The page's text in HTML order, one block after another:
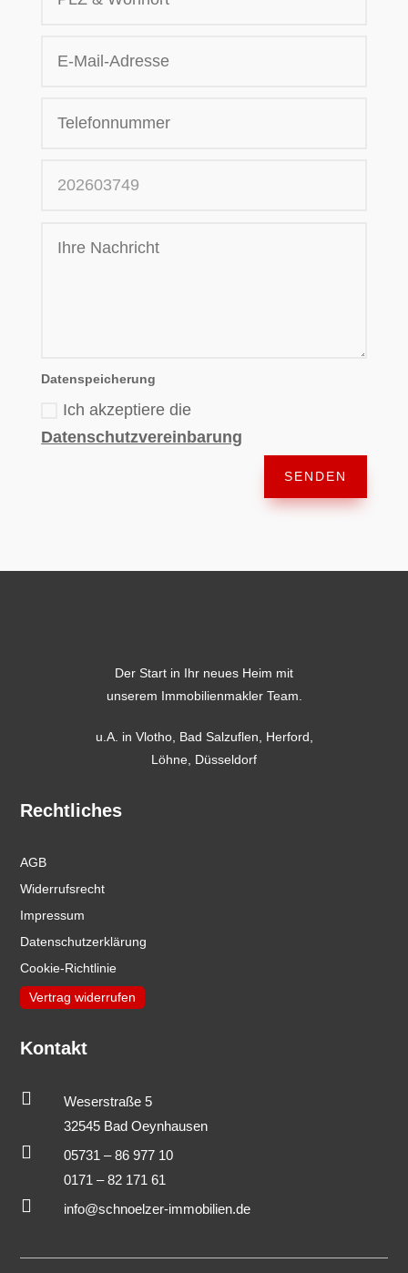
Datenspeicherung
Ich akzeptiere die
Datenschutzvereinbarung
SENDEN
Der Start in Ihr neues Heim mit
unserem Immobilienmakler Team.
u.A. in Vlotho, Bad Salzuflen, Herford,
Löhne, Düsseldorf
Rechtliches
AGB
Widerrufsrecht
Impressum
Datenschutzerklärung
Cookie-Richtlinie
Vertrag widerrufen
Kontakt

Weserstraße 5
32545 Bad Oeynhausen

05731 – 86 977 10
0171 – 82 171 61
 info@schnoelzer-immobilien.de